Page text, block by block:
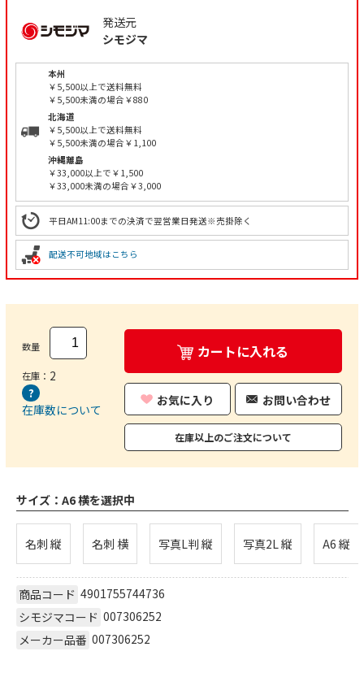
発送元
シモジマ
本州
￥5,500以上で送料無料
￥5,500未満の場合￥880
北海道
￥5,500以上で送料無料
￥5,500未満の場合￥1,100
沖縄離島
￥33,000以上で￥1,500
￥33,000未満の場合￥3,000
平日AM11:00までの決済で翌営業日発送※売掛除く
配送不可地域はこちら
数量
在庫： 2
在庫数について
カートに入れる
お気に入り お問い合わせ
在庫以上のご注文について
サイズ： A6 横を選択中
名刺 縦 名刺 横 写真L判 縦 写真2L 縦 A6 縦
商品コード 4901755744736
シモジマコード 007306252
メーカー品番 007306252